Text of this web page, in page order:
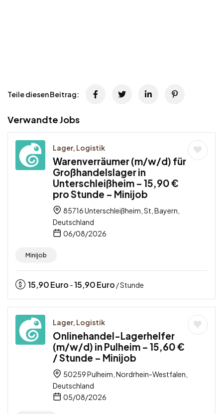
Teile diesen Beitrag:
Verwandte Jobs
Lager, Logistik
Warenverräumer (m/w/d) für
Großhandelslager in
Unterschleißheim – 15,90 €
pro Stunde – Minijob
85716 Unterschleißheim, St, Bayern,
Deutschland
06/08/2026
Minijob
15,90Euro -15,90Euro / Stunde
Lager, Logistik
Onlinehandel-Lagerhelfer
(m/w/d) in Pulheim – 15,60 €
/ Stunde – Minijob
50259 Pulheim, Nordrhein-Westfalen,
Deutschland
05/08/2026